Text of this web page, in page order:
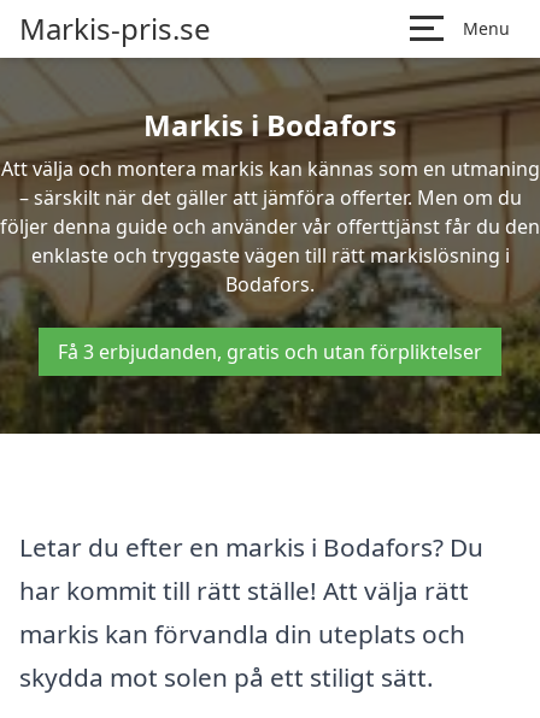
Markis-pris.se Menu
Markis i Bodafors
Att välja och montera markis kan kännas som en utmaning
– särskilt när det gäller att jämföra offerter. Men om du
följer denna guide och använder vår offerttjänst får du den
enklaste och tryggaste vägen till rätt markislösning i
Bodafors.
Få 3 erbjudanden, gratis och utan förpliktelser
Letar du efter en markis i Bodafors? Du
har kommit till rätt ställe! Att välja rätt
markis kan förvandla din uteplats och
skydda mot solen på ett stiligt sätt.